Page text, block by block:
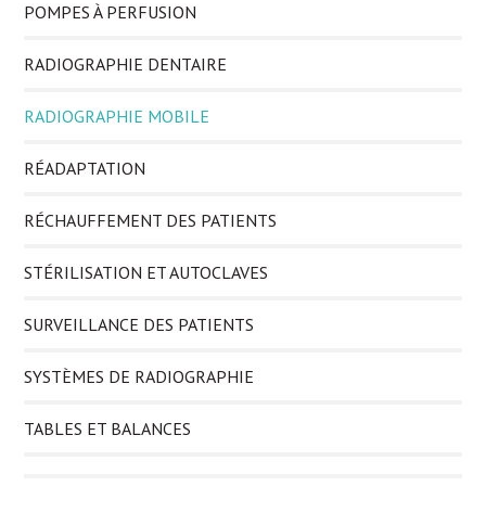
POMPES À PERFUSION
RADIOGRAPHIE DENTAIRE
RADIOGRAPHIE MOBILE
RÉADAPTATION
RÉCHAUFFEMENT DES PATIENTS
STÉRILISATION ET AUTOCLAVES
SURVEILLANCE DES PATIENTS
SYSTÈMES DE RADIOGRAPHIE
TABLES ET BALANCES